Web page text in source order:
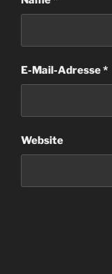
E-Mail-Adresse*
Website